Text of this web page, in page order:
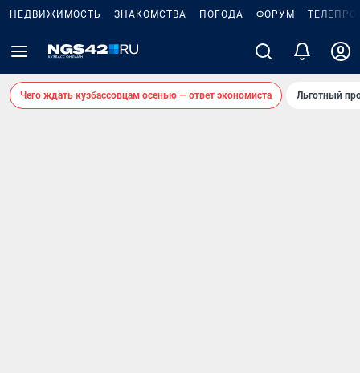
НЕДВИЖИМОСТЬ ЗНАКОМСТВА ПОГОДА ФОРУМ
Чего ждать кузбассовцам осенью — ответ экономиста Льготный